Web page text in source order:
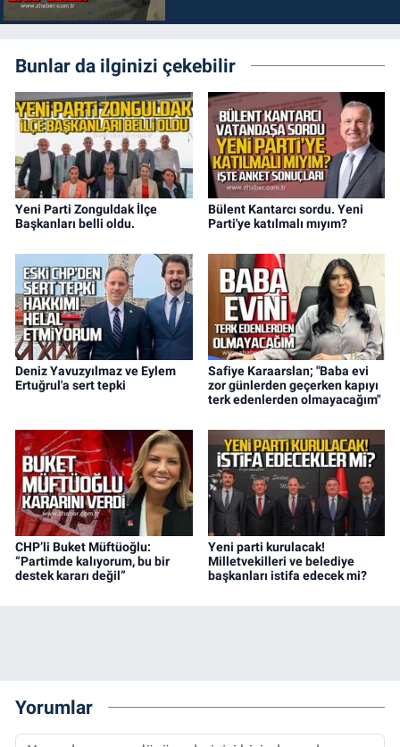
Bunlar da ilginizi çekebilir
Yeni Parti Zonguldak İlçe
Başkanları belli oldu.
Bülent Kantarcı sordu. Yeni
Parti'ye katılmalı mıyım?
Deniz Yavuzyılmaz ve Eylem
Ertuğrul'a sert tepki
Safiye Karaarslan; "Baba evi
zor günlerden geçerken kapıyı
terk edenlerden olmayacağım"
CHP’li Buket Müftüoğlu:
“Partimde kalıyorum, bu bir
destek kararı değil”
Yeni parti kurulacak!
Milletvekilleri ve belediye
başkanları istifa edecek mi?
Yorumlar